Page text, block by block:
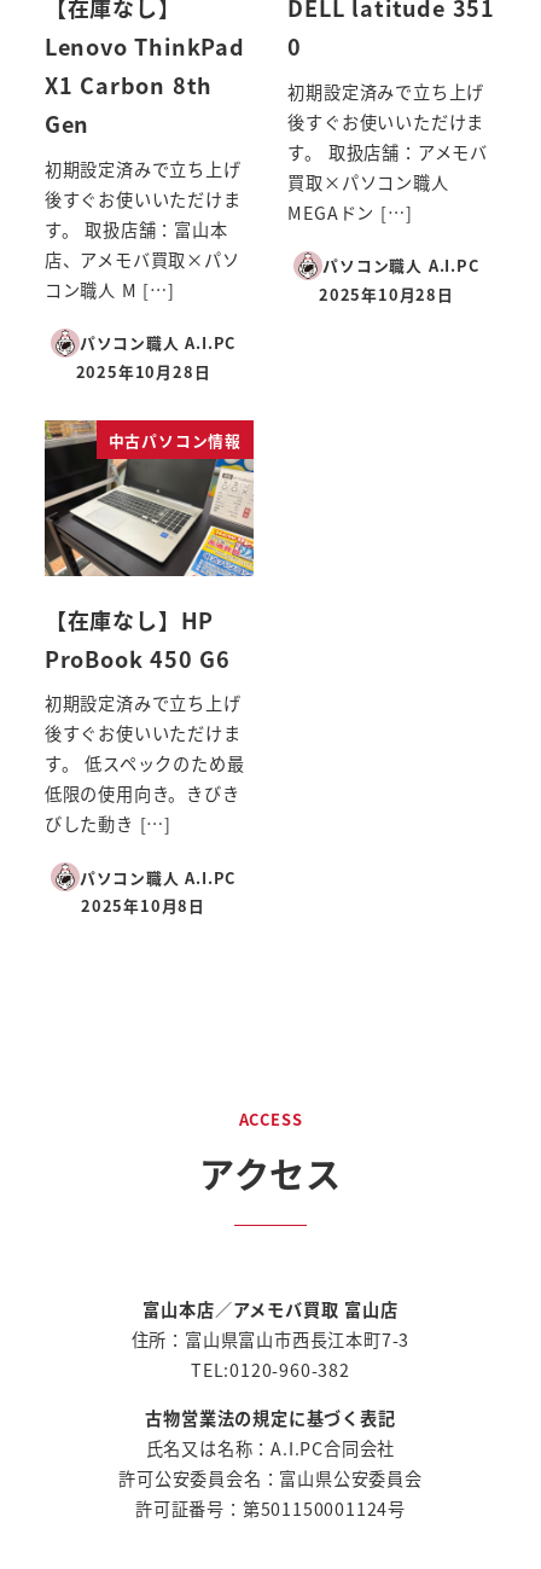
【在庫なし】
Lenovo ThinkPad
X1 Carbon 8th
Gen
初期設定済みで立ち上げ
後すぐお使いいただけま
す。 取扱店舗：富山本
店、アメモバ買取×パソ
コン職人 M […]
パソコン職人 A.I.PC
投稿日
2025年10月28日
DELL latitude 351
0
初期設定済みで立ち上げ
後すぐお使いいただけま
す。 取扱店舗：アメモバ
買取×パソコン職人
MEGAドン […]
パソコン職人 A.I.PC
投稿日
2025年10月28日
中古パソコン情報
【在庫なし】HP
ProBook 450 G6
初期設定済みで立ち上げ
後すぐお使いいただけま
す。 低スペックのため最
低限の使用向き。きびき
びした動き […]
パソコン職人 A.I.PC
投稿日
2025年10月8日
ACCESS
アクセス
富山本店／アメモバ買取 富山店
住所：富山県富山市西長江本町7-3
TEL:0120-960-382
古物営業法の規定に基づく表記
氏名又は名称：A.I.PC合同会社
許可公安委員会名：富山県公安委員会
許可証番号：第501150001124号